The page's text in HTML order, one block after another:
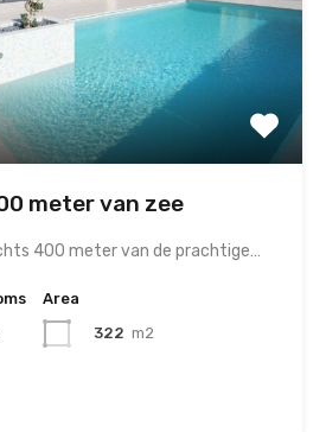
meter van zee
400 meter van de prachtige…
Area
322 m2